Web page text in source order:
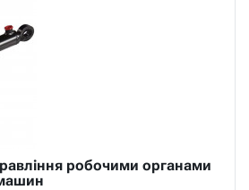
робочими органами